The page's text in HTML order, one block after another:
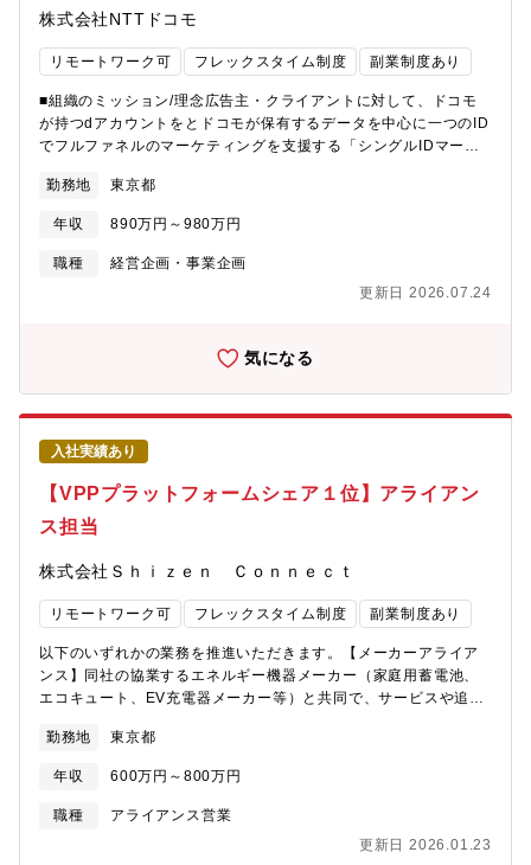
る損益改善を推進する。②通信、準天頂、安全保障、輸出機器等
の各SBUを製販連携して牽引し、受注時損益管理による損益確
保、売上拡大・契約条件改善活動等による損益改善を推進する。
理業務・主査（チームリーダー）としてのメンバーマネジメント
（※評価等は含まない）■業務の魅力・経済圏型の企業が取り組
む、競争の激しい金融領域において、金融業界を変えるようなダ
ーとのアライアンス構築に関われます。・ドコモという大企業の
中でも、経営に近い立場で、役職年齢に関係なく、裁量を持って
業務が行えます。・M＆Aに必要となる様々な専門スキルの習熟に
加え、アライアンスと事業戦略を結びつける過程の中で、プロジ
可能です。■候補者へのメッセージ「ドコモ＝携帯電話の会社」だ
がけています。例えば、金融・決済、エンタメ、ヘルスケア、マ
ーケティングソリューションなど。これら通信以外の分野を「ス
る真っ最中です。特に金融・決済事業は、ドコモのスマートライ
成長に取り組んでいます。ドコモのアセットを使えば、新しい価
だ、ドコモにとっては新しいチャレンジ。グローバルなIT企業と
互角に戦うには、まだまだ「人」の力が必要です。あなたがこれ
まで培ってきた力を、ドコモでフルに発揮してみませんか。■環境
の魅力や現場カルチャーについて・スーパーフレックス制度（コ
アタイムレス）、1時間単位で取得できる有給休暇などにより、柔
軟に働くことができます。・在宅勤務も自由にできるため、オフ
ィスでの仕事だけでなく、自宅での業務もスムーズに行えま
す。・オンラインツールを活用したコミュニケーションにより、
チーム全員が在宅勤務でも稼働できる体制が整っています。・全
社を通じキャリア採用比率も高く、風通しのよい環境です。※本
予定ポストとなります。
株式会社NTTドコモ
リモートワーク可 フレックスタイム制度 副業制度あり
■組織のミッション/理念広告主・クライアントに対して、ドコモ
が持つdアカウントをとドコモが保有するデータを中心に一つのID
でフルファネルのマーケティングを支援する「シングルIDマーケ
デルの企画および事業立ち上げを、関連する部門と連携して実現
することがミッションです。データでマーケティングの未来をよ
りよくしていくことがビジョンです。■組織/チームの業務概要・
他社パートナーとデータコラボレーション、およびAI技術等のド
企画、パートナーとの折衝・上記データ等を用いた新たなサービ
グ価値向上の企画・事例づくり、提案PKG化のためのクライアン
ト/代理店への提案活動■担当いただく業務概要以下の業務を担当
いただきます。・他社パートナーとのデータコラボレーションの
手法（データクリーンルーム、DMP間でのデータ連携など）の企
画、検討、および提案・データコラボレーション時のユーザ許諾
等の法的側面、プライバシー観点の法務部、プライバシーインパ
クトアセスメント対応の実施・データコラボレーション後のデー
タ利用サービスを既存マーケティングサービスの商材主管部門と
調整・協力しながら企画からデリバリまでの対応を実施・部内の
ト・代理店等のヒアリング、体制づくり、案件の提案/プランニン
グ等の実施・上記業務において、関連部門との協力体制において
チームリーダーとしてのメンバーマネジメント（※評価等は含ま
会員の多様なデータを活用したデジタルマーケティングビジネス
に携わることができます。・データを活用したマーケティングビ
ジネス企画において、AI等研究開発部門や外部パートナーの最新
技術を市場提供する業務に携わることができます。・新たなシン
提案やメディアパートナーとの折衝を行うことでさまざまな業界
「ドコモ＝携帯電話の会社」だと思っていませんか？実は、私た
ちは通信以外の事業も数多く手がけています。例えば、金融・決
勤務地 東京都
年収 890万円～980万円
職種
経営企画・事業企画
更新日 2026.07.24
気になる
入社実績あり
【VPPプラットフォームシェア１位】アライアン
ス担当
株式会社Ｓｈｉｚｅｎ Ｃｏｎｎｅｃｔ
リモートワーク可 フレックスタイム制度 副業制度あり
以下のいずれかの業務を推進いただきます。【メーカーアライア
ンス】同社の協業するエネルギー機器メーカー（家庭用蓄電池、
エコキュート、EV充電器メーカー等）と共同で、サービスや追加
す。社内外のエンジニア、オペレーションチームとも連携しなが
らアライアンスを推進いただくことを想定しております。ハード
ウェアへの技術的な理解を活かしたアライアンス構築を期待しま
す。【SIerとのアライアンス】プロダクト「Shizen Connect」
ナーシップ戦略を構築していただきます。プロダクトの販売、デ
勤務地 東京都
年収 600万円～800万円
職種
アライアンス営業
更新日 2026.01.23